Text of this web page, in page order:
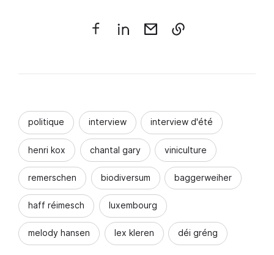
politique interview interview d'été
henri kox chantal gary viniculture
remerschen biodiversum baggerweiher
haff réimesch luxembourg
melody hansen lex kleren déi gréng